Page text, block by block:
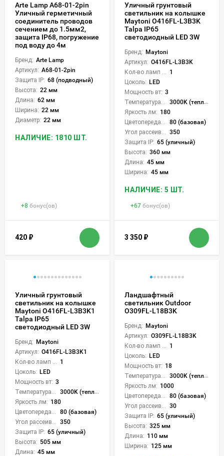
Arte Lamp A68-01-2pin
Уличный герметичный
соединитель проводов
сечением до 1.5мм2,
защита IP68, погружение
под воду до 4м
Бренд: Arte Lamp
Артикул: A68-01-2pin
Защита IP: 68 (подводный)
Высота: 22 мм
Длина: 62 мм
Ширина: 22 мм
Диаметр: 22 мм
НАЛИЧИЕ: 1810 ШТ.
+8 бонус(ов)
420 ₽
Уличный грунтовый
светильник на колышке
Maytoni O416FL-L3B3K
Talpa IP65
светодиодный LED 3W
Бренд: Maytoni
Артикул: O416FL-L3B3K
1
Цоколь: LED
Мощность вт: 3
3000K (теплый)
Яркость лм: 180
80 (базовая)
350
Защита IP: 65 (уличный)
Высота: 360 мм
Длина: 45 мм
Ширина: 45 мм
НАЛИЧИЕ: 5 ШТ.
+67 бонус(ов)
3 350 ₽
Уличный грунтовый
светильник на колышке
Maytoni O416FL-L3B3K1
Talpa IP65
светодиодный LED 3W
Бренд: Maytoni
Артикул: O416FL-L3B3K1
1
Цоколь: LED
Мощность вт: 3
3000K (теплый)
Яркость лм: 180
80 (базовая)
350
Защита IP: 65 (уличный)
Высота: 505 мм
Длина: 45 мм
Ландшафтный
светильник Outdoor
O309FL-L18B3K
Бренд: Maytoni
Артикул: O309FL-L18B3K
1
Цоколь: LED
Мощность вт: 18
3000K (теплый)
Яркость лм: 1000
80 (базовая)
30
Защита IP: 65 (уличный)
Высота: 325 мм
Длина: 110 мм
Ширина: 125 мм